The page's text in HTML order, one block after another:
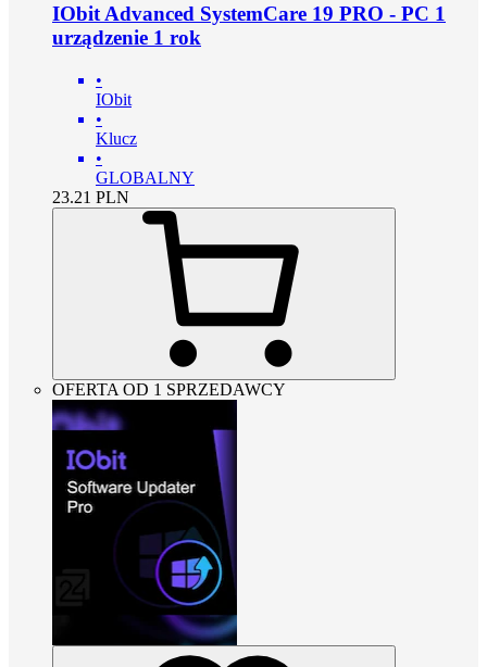
IObit Advanced SystemCare 19 PRO - PC 1
urządzenie 1 rok
•
IObit
•
Klucz
•
GLOBALNY
23.21 PLN
OFERTA OD 1 SPRZEDAWCY